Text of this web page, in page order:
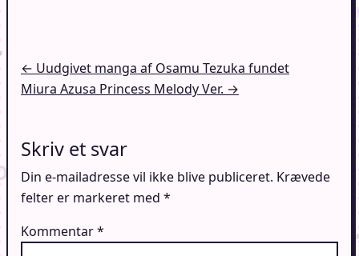
Indlægsnavigation
← Uudgivet manga af Osamu Tezuka fundet
Miura Azusa Princess Melody Ver. →
Skriv et svar
Din e-mailadresse vil ikke blive publiceret. Krævede
felter er markeret med *
Kommentar*